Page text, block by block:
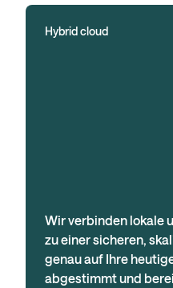
Hybrid cloud
Wir verbinden lokale
zu einer sicheren,
genau auf Ihre
abgestimmt und